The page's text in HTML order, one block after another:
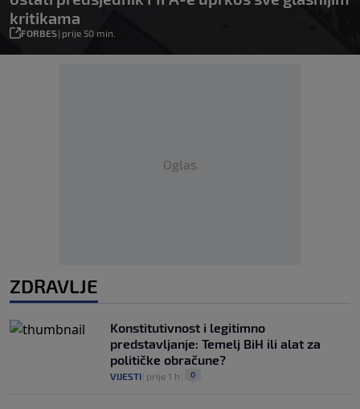
kritikama
FORBES| prije 50 min.
Oglas
ZDRAVLJE
Konstitutivnost i legitimno
predstavljanje: Temelj BiH ili alat za
političke obračune?
VIJESTI prije 1 h 0